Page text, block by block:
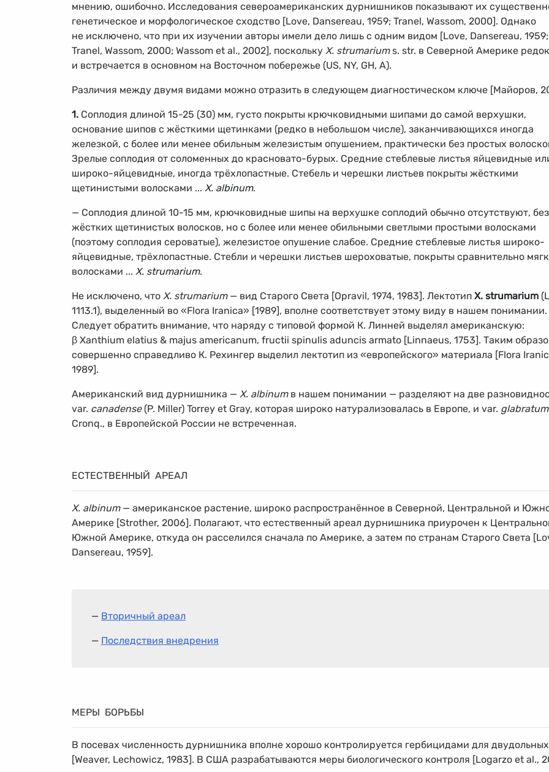
мнению, ошибочно. Исследования североамериканских дурнишников показывают их
генетическое и морфологическое сходство [Love, Dansereau, 1959; Tranel, Wassom, 2000]. Однако
не исключено, что при их изучении авторы имели дело лишь с одним видом [Love, Dansereau, 1959;
Tranel, Wassom, 2000; Wassom et al., 2002], поскольку X. strumariums. str. в Северной Америке редок
и встречается в основном на Восточном побережье (US, NY, GH, А).
Различия между двумя видами можно отразить в следующем диагностическом ключе [Майоров,
1. Соплодия длиной 15-25 (30) мм, густо покрыты крючковидными шипами до самой верхушки,
основание шипов с жёсткими щетинками (редко в небольшом числе), заканчивающихся иногда
железкой, с более или менее обильным железистым опушением, практически без простых
Зрелые соплодия от соломенных до красновато-бурых. Средние стеблевые листья яйцевидные
широко-яйцевидные, иногда трёхлопастные. Стебель и черешки листьев покрыты жёсткими
щетинистыми волосками ... X. albinum.
— Соплодия длиной 10-15 мм, крючковидные шипы на верхушке соплодий обычно отсутствуют, без
жёстких щетинистых волосков, но с более или менее обильными светлыми простыми волосками
(поэтому соплодия сероватые), железистое опушение слабое. Средние стеблевые листья широко-
яйцевидные, трёхлопастные. Стебли и черешки листьев шероховатые, покрыты сравнительно
волосками ... X. strumarium.
Не исключено, что X. strumarium— вид Старого Света [Opravil, 1974, 1983]. Лектотип X. strumarium
1113.1), выделенный во «Flora Iranica» [1989], вполне соответствует этому виду в нашем понимании.
Следует обратить внимание, что наряду с типовой формой К. Линней выделял американскую:
β Xanthium elatius & majus americanum, fructii spinulis aduncis armato [Linnaeus, 1753]. Таким
совершенно справедливо К. Рехингер выделил лектотип из «европейского» материала [Flora
1989].
Американский вид дурнишника — X. albinumв нашем понимании — разделяют на две
var. canadense(P. Miller) Torrey et Gray, которая широко натурализовалась в Европе, и var. glabratum
Cronq., в Европейской России не встреченная.
ЕСТЕСТВЕННЫЙ АРЕАЛ
X. albinum— американское растение, широко распространённое в Северной, Центральной и
Америке [Strother, 2006]. Полагают, что естественный ареал дурнишника приурочен к
Южной Америке, откуда он расселился сначала по Америке, а затем по странам Старого Света
Dansereau, 1959].
— Вторичный ареал
— Последствия внедрения
МЕРЫ БОРЬБЫ
В посевах численность дурнишника вполне хорошо контролируется гербицидами для двудольных
[Weaver, Lechowicz, 1983]. В США разрабатываются меры биологического контроля [Logarzo et al.,